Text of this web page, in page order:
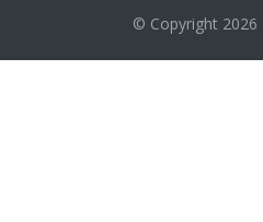
© Copyright 2026